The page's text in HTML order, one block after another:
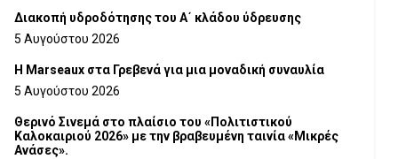
Διακοπή υδροδότησης του Α΄ κλάδου ύδρευσης
5 Αυγούστου 2026
Η Marseaux στα Γρεβενά για μια μοναδική συναυλία
5 Αυγούστου 2026
Θερινό Σινεμά στο πλαίσιο του «Πολιτιστικού
Καλοκαιριού 2026» με την βραβευμένη ταινία «Μικρές
Ανάσες».